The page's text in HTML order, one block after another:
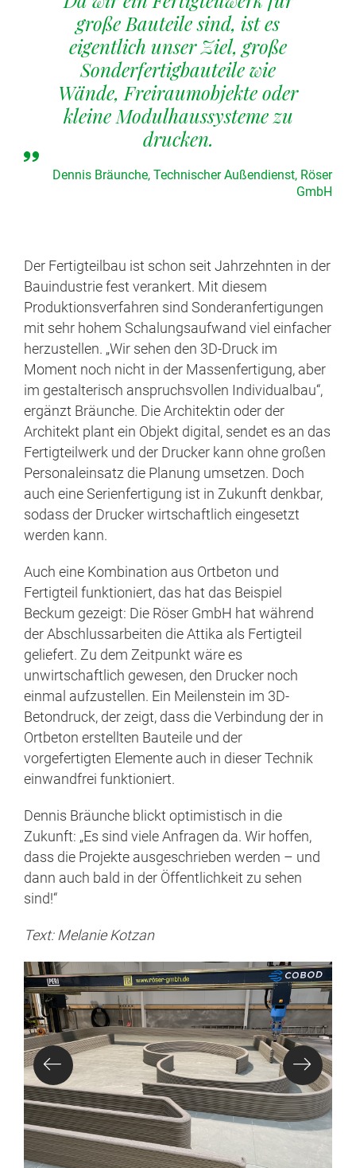
große Bauteile sind, ist es
eigentlich unser Ziel, große
Sonderfertigbauteile wie
Wände, Freiraumobjekte oder
kleine Modulhaussysteme zu
drucken.
Dennis Bräunche, Technischer Außendienst, Röser
GmbH
Der Fertigteilbau ist schon seit Jahrzehnten in der
Bauindustrie fest verankert. Mit diesem
Produktionsverfahren sind Sonderanfertigungen
mit sehr hohem Schalungsaufwand viel einfacher
herzustellen. „Wir sehen den 3D-Druck im
Moment noch nicht in der Massenfertigung, aber
im gestalterisch anspruchsvollen Individualbau“,
ergänzt Bräunche. Die Architektin oder der
Architekt plant ein Objekt digital, sendet es an das
Fertigteilwerk und der Drucker kann ohne großen
Personaleinsatz die Planung umsetzen. Doch
auch eine Serienfertigung ist in Zukunft denkbar,
sodass der Drucker wirtschaftlich eingesetzt
werden kann.
Auch eine Kombination aus Ortbeton und
Fertigteil funktioniert, das hat das Beispiel
Beckum gezeigt: Die Röser GmbH hat während
der Abschlussarbeiten die Attika als Fertigteil
geliefert. Zu dem Zeitpunkt wäre es
unwirtschaftlich gewesen, den Drucker noch
einmal aufzustellen. Ein Meilenstein im 3D-
Betondruck, der zeigt, dass die Verbindung der in
Ortbeton erstellten Bauteile und der
vorgefertigten Elemente auch in dieser Technik
einwandfrei funktioniert.
Dennis Bräunche blickt optimistisch in die
Zukunft: „Es sind viele Anfragen da. Wir hoffen,
dass die Projekte ausgeschrieben werden – und
dann auch bald in der Öffentlichkeit zu sehen
sind!“
Text: Melanie Kotzan